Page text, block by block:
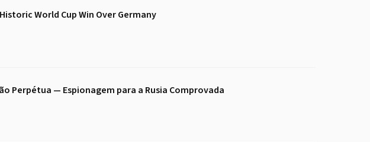
World Cup Win Over Germany
Perpétua — Espionagem para a Rusia Comprovada